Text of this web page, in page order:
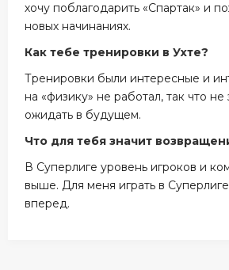
хочу поблагодарить «Спартак» и
новых начинаниях.
Как тебе тренировки в Ухте?
Тренировки были интересные и
на «физику» не работал, так что не
ожидать в будущем.
Что для тебя значит
В Суперлиге уровень игроков и
выше. Для меня играть в
вперед.